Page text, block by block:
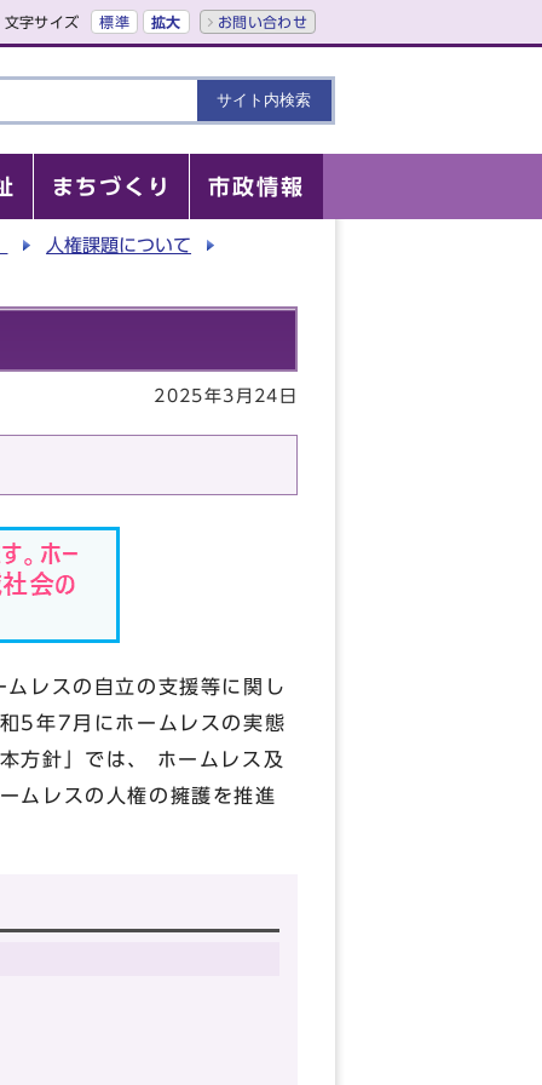
文字サイズ 標準 拡大 お問い合わせ
まちづくり 市政情報
人権課題について
2025年3月24日
レスの自立の支援等に関し
5年7月にホームレスの実態
方針」では、 ホームレス及
ムレスの人権の擁護を推進